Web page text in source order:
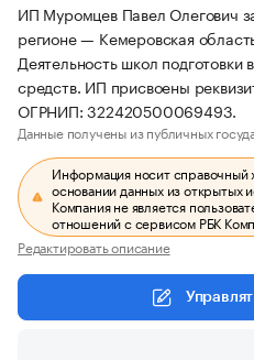
ИП Муромцев Павел Олегович
регионе — Кемеровская
Деятельность школ подготовки
средств. ИП присвоены
ОГРНИП: 322420500069493.
Данные получены из публичных
Информация носит справочный
основании данных из открытых
Компания не является
отношений с сервисом РБК
Редактировать описание